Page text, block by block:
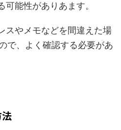
可能性がありあます。
スやメモなどを間違えた場
で、よく確認する必要があ